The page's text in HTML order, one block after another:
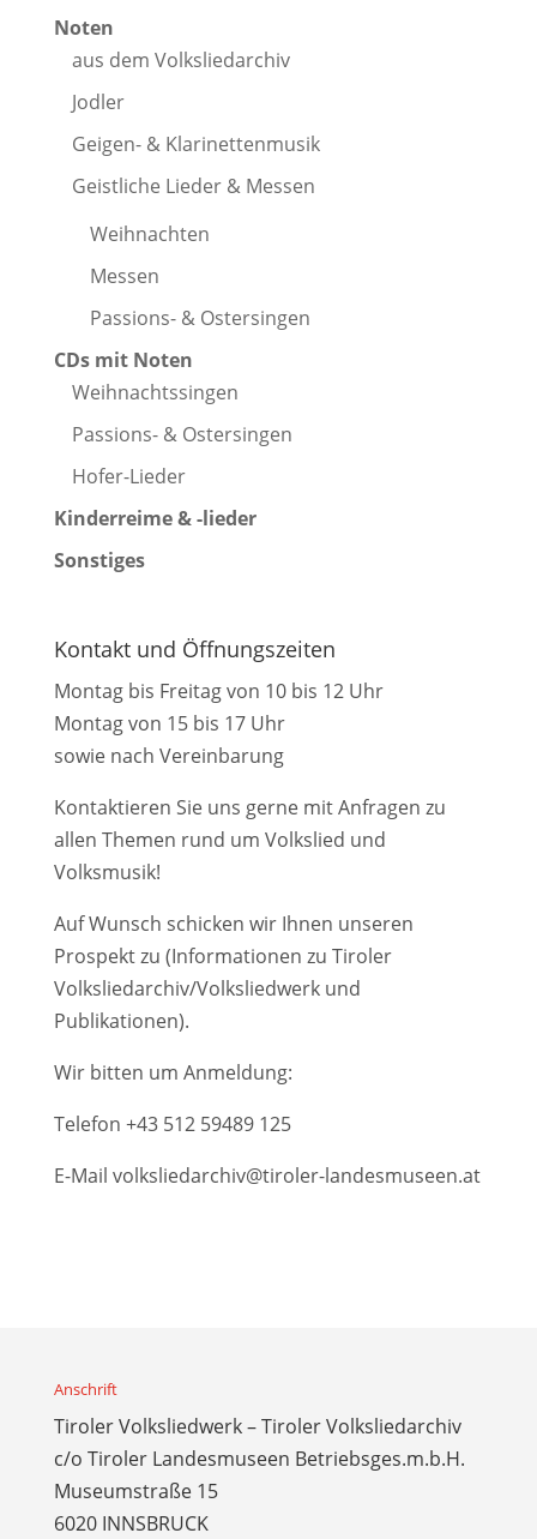
Noten
aus dem Volksliedarchiv
Jodler
Geigen- & Klarinettenmusik
Geistliche Lieder & Messen
Weihnachten
Messen
Passions- & Ostersingen
CDs mit Noten
Weihnachtssingen
Passions- & Ostersingen
Hofer-Lieder
Kinderreime & -lieder
Sonstiges
Kontakt und Öffnungszeiten
Montag bis Freitag von 10 bis 12 Uhr
Montag von 15 bis 17 Uhr
sowie nach Vereinbarung
Kontaktieren Sie uns gerne mit Anfragen zu
allen Themen rund um Volkslied und
Volksmusik!
Auf Wunsch schicken wir Ihnen unseren
Prospekt zu (Informationen zu Tiroler
Volksliedarchiv/Volksliedwerk und
Publikationen).
Wir bitten um Anmeldung:
Telefon +43 512 59489 125
E-Mail volksliedarchiv@tiroler-landesmuseen.at
Anschrift
Tiroler Volksliedwerk – Tiroler Volksliedarchiv
c/o Tiroler Landesmuseen Betriebsges.m.b.H.
Museumstraße 15
6020 INNSBRUCK